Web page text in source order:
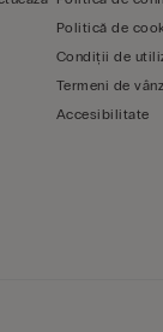
Politică de
Condiții de
Termeni de
Accesibilitate